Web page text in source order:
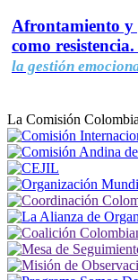
Afrontamiento y
como resistencia.
la gestión
La Comisión